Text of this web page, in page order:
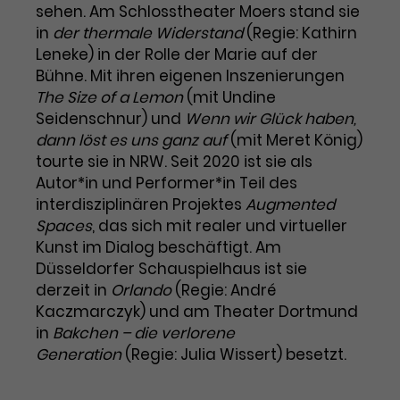
Benutzer*in wiedererkannt werden,
und es wird Zugang zu
geschützten Bereichen gewährt.
Name cookie_optin
Anbieter TYPO3
Laufzeit 1 Monat
Zweck
Enthält die gewählten Tracking-
Optin-Einstellungen.
Laufzeit 2 Jahre
Zweck
Dieses Cookie wird von Google
Analytics installiert. Das Cookie
wird verwendet, um
Besucher*innen-, Sitzungs- und
Kampagnendaten zu berechnen
und die Nutzung der Website für
den Analysebericht der Website zu
verfolgen. Die Cookies speichern
Informationen anonym und weisen
eine zufallsgenerierte Nummer zu,
um Besuche zu erkennen.
Name _gid
Marketing
Diese Gruppe beinhaltet alle Scripte, die es uns
ermöglichen die Leistung unserer
Werbekampagnen zu analysieren und
Conversions zu messen. Außerdem helfen sie
uns dabei Werbeanzeigen und Inhalte besser auf
die Interessen unserer Nutzer abzustimmen.
Name
_gcl_au
Anbieter Google Ads
Laufzeit 3 Monate
Zweck
Wird von Google verwendet, um
die Effizienz von Werbeanzeigen zu
messen und Conversions zu
speichern. Dieses Cookie hilft dabei
nachzuvollziehen, ob Nutzer über
Google-Anzeigen auf unsere
Cookie-Informationen
sehen. Am Schlosstheater Moers stand sie
in der thermale Widerstand(Regie: Kathirn
Leneke) in der Rolle der Marie auf der
Bühne. Mit ihren eigenen Inszenierungen
The Size of a Lemon(mit Undine
Seidenschnur) und Wenn wir Glück haben,
dann löst es uns ganz auf(mit Meret König)
tourte sie in NRW. Seit 2020 ist sie als
Autor*in und Performer*in Teil des
interdisziplinären Projektes Augmented
Spaces, das sich mit realer und virtueller
Kunst im Dialog beschäftigt. Am
Düsseldorfer Schauspielhaus ist sie
derzeit in Orlando(Regie: André
Kaczmarczyk) und am Theater Dortmund
in Bakchen – die verlorene
Generation(Regie: Julia Wissert) besetzt.